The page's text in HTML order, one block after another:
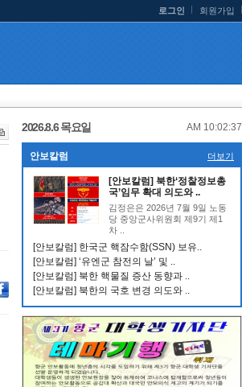
로그인 회원가입
2026.8.6 목요일 AM 10:02:38
안보칼럼 더보기
[안보칼럼] 북한‘정찰정보총
국’임무 확대 의도와 ..
김정은은 2026년 7월 9일 노동
당 중앙군사위원회 제9기 제1
차 ..
[안보칼럼] 한국군 핵잠수함(SSN) 보유..
[안보칼럼] ‘유엔군 참전의 날’ 및 ..
[안보칼럼] 북한 핵물질 증산 동향과 ..
[안보칼럼] 북한의 국호 변경 의도와 ..